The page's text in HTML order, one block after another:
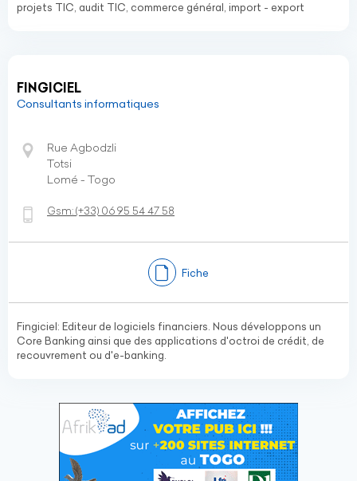
projets TIC, audit TIC, commerce général, import - export
FINGICIEL
Consultants informatiques
Rue Agbodzli
Totsi
Lomé - Togo
Gsm:(+33) 06 95 54 47 58
Fiche
Fingiciel: Editeur de logiciels financiers. Nous développons un
Core Banking ainsi que des applications d'octroi de crédit, de
recouvrement ou d'e-banking.